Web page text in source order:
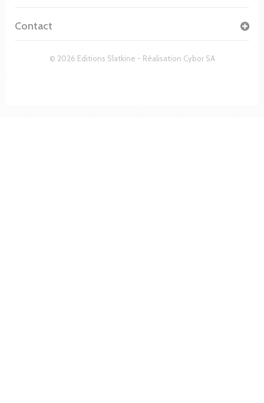
© 2026 Editions Slatkine - Réalisation Cybor SA
Contact